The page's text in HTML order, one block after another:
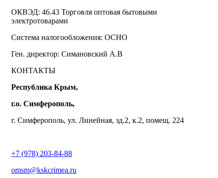
ОКВЭД: 46.43 Торговля оптовая бытовыми
электротоварами
Система налогообложения: ОСНО
Ген. директор: Симановский А.В
КОНТАКТЫ
Республика Крым,
г.о. Симферополь,
г. Симферополь, ул. Линейная, зд.2, к.2, помещ. 224
+7 (978) 203-84-88
omsm@kskcrimea.ru